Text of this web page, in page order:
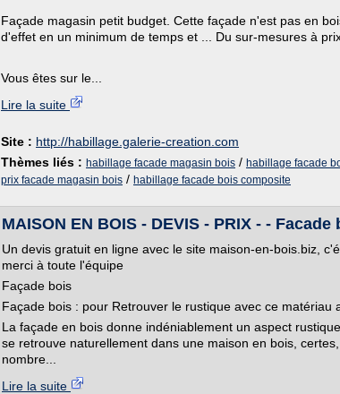
Façade magasin petit budget. Cette façade n'est pas en
d'effet en un minimum de temps et ... Du sur-mesures à prix
Vous êtes sur le...
Lire la suite
Site : http://habillage.galerie-creation.com
Thèmes liés : habillage facade magasin bois / habillage facade
prix facade magasin bois / habillage facade bois composite
MAISON EN BOIS - DEVIS - PRIX - - Facade
Un devis gratuit en ligne avec le site maison-en-bois.biz,
merci à toute l'équipe
Façade bois
Façade bois : pour Retrouver le rustique avec ce matériau
La façade en bois donne indéniablement un aspect
se retrouve naturellement dans une maison en bois,
nombre...
Lire la suite